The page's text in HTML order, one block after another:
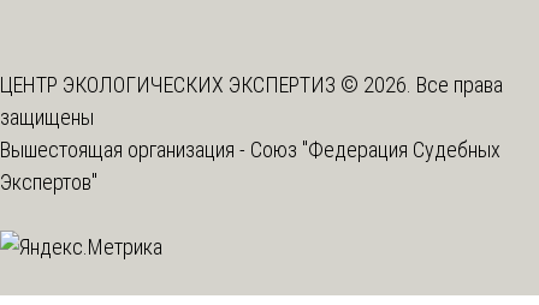
ЦЕНТР ЭКОЛОГИЧЕСКИХ ЭКСПЕРТИЗ © 2026. Все права
защищены
Вышестоящая организация - Союз "Федерация Судебных
Экспертов"